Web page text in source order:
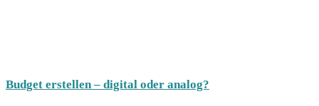
Budget erstellen – digital oder analog?